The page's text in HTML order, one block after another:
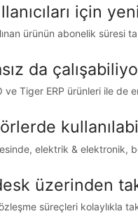
için
ürünün abonelik süresi
da
ve Tiger ERP ürünleri ile de
elektrik & elektronik,
üzerinden
süreçleri kolaylıkla